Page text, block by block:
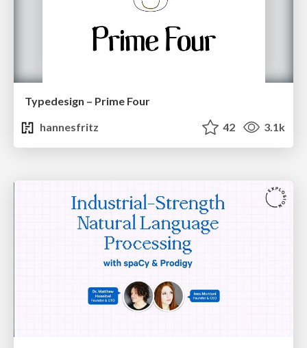
Typedesign – Prime Four
hannesfritz
42 3.1k